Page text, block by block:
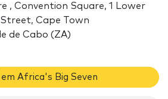
, Convention Square, 1 Lower
Street, Cape Town
de Cabo (ZA)
Africa's Big Seven